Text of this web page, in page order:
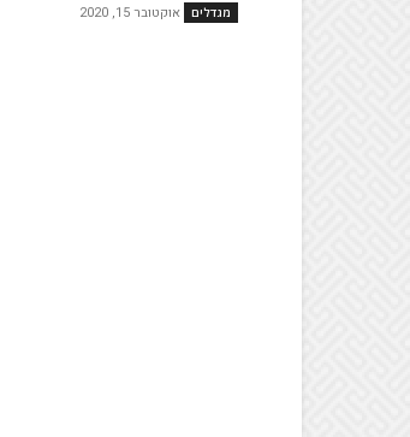
מגדלים אוקטובר 15, 2020